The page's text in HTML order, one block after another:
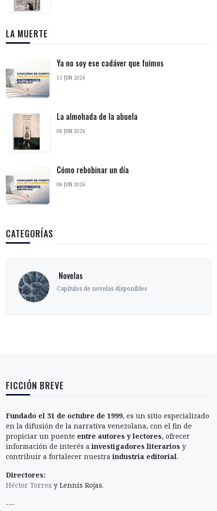
LA MUERTE
Ya no soy ese cadáver que fuimos
15 JUN 2026
La almohada de la abuela
08 JUN 2026
Cómo rebobinar un día
08 JUN 2026
CATEGORÍAS
‎ Novelas
Capítulos de novelas disponibles
FICCIÓN BREVE
Fundado el 31 de octubre de 1999, es un sitio especializado
en la difusión de la narrativa venezolana, con el fin de
propiciar un puente entre autores y lectores, ofrecer
información de interés ainvestigadores literarios y
contribuir a fortalecer nuestraindustria editorial.
Directores:
Héctor Torres y Lennis Rojas.
---